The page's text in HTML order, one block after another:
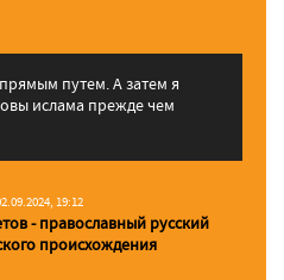
путем. А затем я
ислама прежде чем
19:12
- православный русский
происхождения